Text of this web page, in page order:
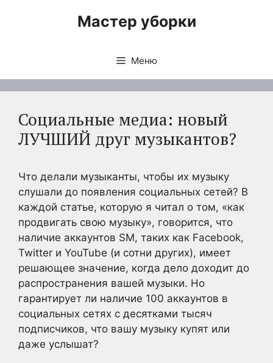
Мастер уборки
Меню
Социальные медиа: новый
ЛУЧШИЙ друг музыкантов?
Что делали музыканты, чтобы их музыку
слушали до появления социальных сетей? В
каждой статье, которую я читал о том, «как
продвигать свою музыку», говорится, что
наличие аккаунтов SM, таких как Facebook,
Twitter и YouTube (и сотни других), имеет
решающее значение, когда дело доходит до
распространения вашей музыки. Но
гарантирует ли наличие 100 аккаунтов в
социальных сетях с десятками тысяч
подписчиков, что вашу музыку купят или
даже услышат?